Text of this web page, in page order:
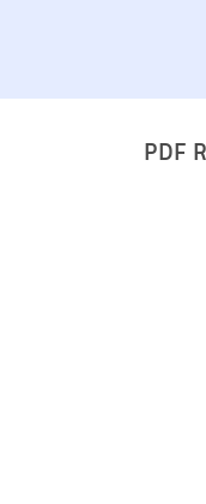
PDF